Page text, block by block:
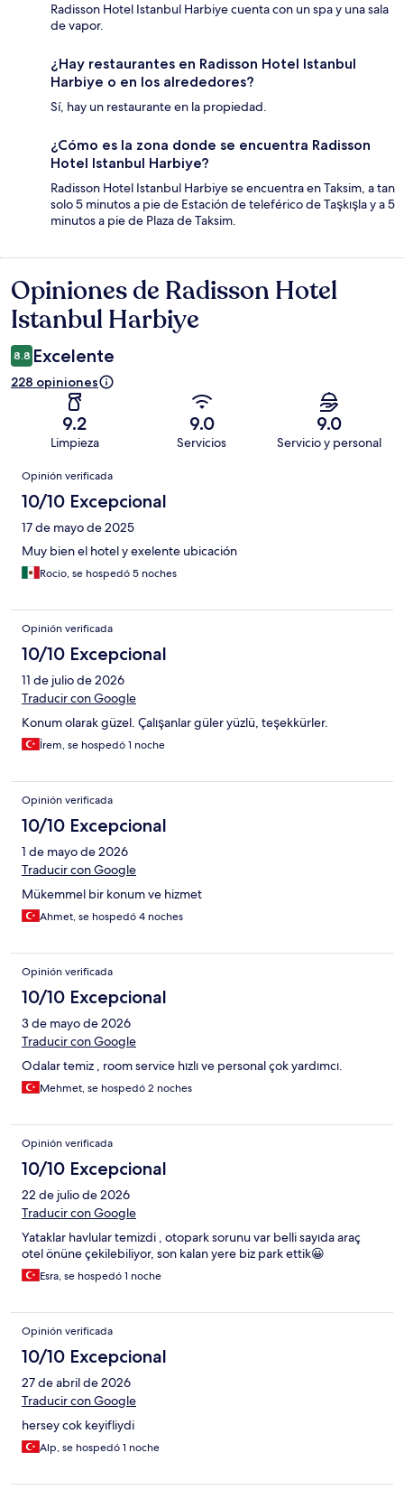
Radisson Hotel Istanbul Harbiye cuenta con un spa y una sala
de vapor.
¿Hay restaurantes en Radisson Hotel Istanbul
Harbiye o en los alrededores?
Sí, hay un restaurante en la propiedad.
¿Cómo es la zona donde se encuentra Radisson
Hotel Istanbul Harbiye?
Radisson Hotel Istanbul Harbiye se encuentra en Taksim, a tan
solo 5 minutos a pie de Estación de teleférico de Taşkışla y a 5
minutos a pie de Plaza de Taksim.
Opiniones
Opiniones de Radisson Hotel
Istanbul Harbiye
8.8 Excelente
228 opiniones
9.2
Limpieza
9.0
Servicios
9.0
Servicio y personal
Opiniones
Opinión verificada
10/10 Excepcional
17 de mayo de 2025
Muy bien el hotel y exelente ubicación
Rocio, se hospedó 5 noches
Opinión verificada
10/10 Excepcional
11 de julio de 2026
Traducir con Google
Konum olarak güzel. Çalışanlar güler yüzlü, teşekkürler.
İrem, se hospedó 1 noche
Opinión verificada
10/10 Excepcional
1 de mayo de 2026
Traducir con Google
Mükemmel bir konum ve hizmet
Ahmet, se hospedó 4 noches
Opinión verificada
10/10 Excepcional
3 de mayo de 2026
Traducir con Google
Odalar temiz , room service hızlı ve personal çok yardımcı.
Mehmet, se hospedó 2 noches
Opinión verificada
10/10 Excepcional
22 de julio de 2026
Traducir con Google
Yataklar havlular temizdi , otopark sorunu var belli sayıda araç
otel önüne çekilebiliyor, son kalan yere biz park ettik😀
Esra, se hospedó 1 noche
Opinión verificada
10/10 Excepcional
27 de abril de 2026
Traducir con Google
hersey cok keyifliydi
Alp, se hospedó 1 noche